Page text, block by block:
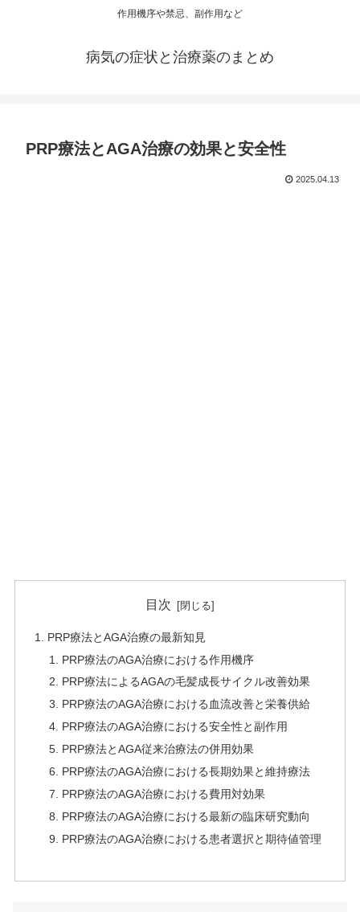
作用機序や禁忌、副作用など
病気の症状と治療薬のまとめ
PRP療法とAGA治療の効果と安全性
2025.04.13
目次
PRP療法とAGA治療の最新知見
PRP療法のAGA治療における作用機序
PRP療法によるAGAの毛髪成長サイクル改善効果
PRP療法のAGA治療における血流改善と栄養供給
PRP療法のAGA治療における安全性と副作用
PRP療法とAGA従来治療法の併用効果
PRP療法のAGA治療における長期効果と維持療法
PRP療法のAGA治療における費用対効果
PRP療法のAGA治療における最新の臨床研究動向
PRP療法のAGA治療における患者選択と期待値管理